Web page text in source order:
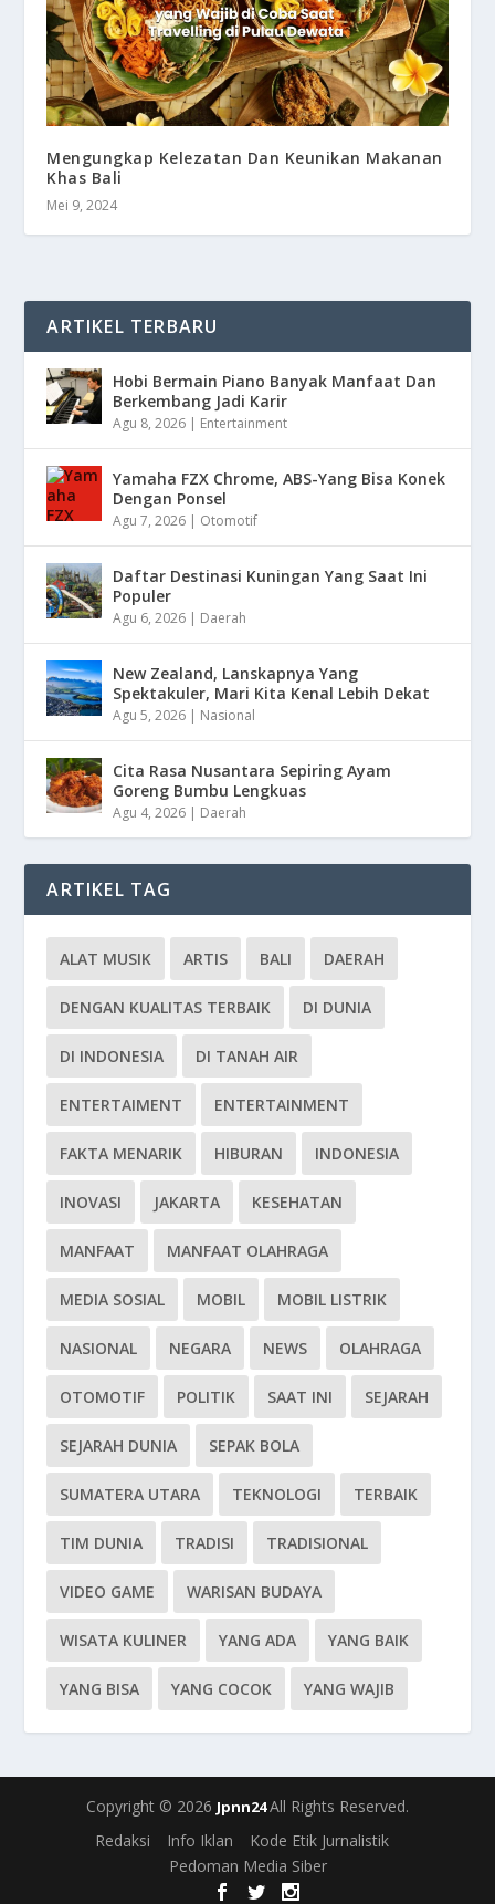
Mengungkap Kelezatan Dan Keunikan Makanan
Khas Bali
Mei 9, 2024
ARTIKEL TERBARU
Hobi Bermain Piano Banyak Manfaat Dan
Berkembang Jadi Karir
Agu 8, 2026 | Entertainment
Yamaha FZX Chrome, ABS-Yang Bisa Konek
Dengan Ponsel
Agu 7, 2026 | Otomotif
Daftar Destinasi Kuningan Yang Saat Ini
Populer
Agu 6, 2026 | Daerah
New Zealand, Lanskapnya Yang
Spektakuler, Mari Kita Kenal Lebih Dekat
Agu 5, 2026 | Nasional
Cita Rasa Nusantara Sepiring Ayam
Goreng Bumbu Lengkuas
Agu 4, 2026 | Daerah
ARTIKEL TAG
ALAT MUSIK ARTIS BALI DAERAH
DENGAN KUALITAS TERBAIK DI DUNIA
DI INDONESIA DI TANAH AIR
ENTERTAIMENT ENTERTAINMENT
FAKTA MENARIK HIBURAN INDONESIA
INOVASI JAKARTA KESEHATAN
MANFAAT MANFAAT OLAHRAGA
MEDIA SOSIAL MOBIL MOBIL LISTRIK
NASIONAL NEGARA NEWS OLAHRAGA
OTOMOTIF POLITIK SAAT INI SEJARAH
SEJARAH DUNIA SEPAK BOLA
SUMATERA UTARA TEKNOLOGI TERBAIK
TIM DUNIA TRADISI TRADISIONAL
VIDEO GAME WARISAN BUDAYA
WISATA KULINER YANG ADA YANG BAIK
YANG BISA YANG COCOK YANG WAJIB
Copyright © 2026 Jpnn24All Rights Reserved.
Redaksi
Info Iklan
Kode Etik Jurnalistik
Pedoman Media Siber